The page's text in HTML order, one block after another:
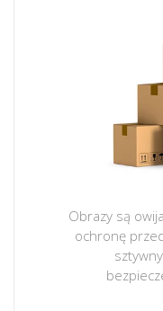
Obrazy są
ochronę